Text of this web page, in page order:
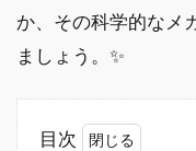
か、その科学的なメ
ましょう。✨
目次